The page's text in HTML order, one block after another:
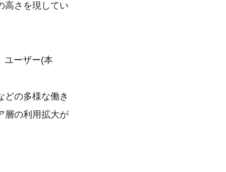
高さを現してい
ユーザー(本
どの多様な働き
層の利用拡大が